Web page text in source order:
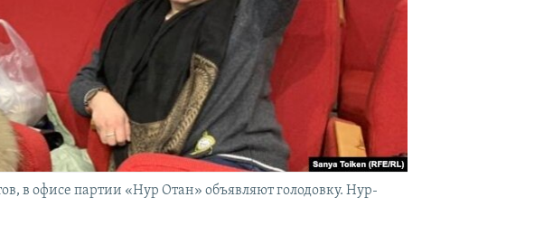
в офисе партии «Нур Отан» объявляют голодовку. Нур-